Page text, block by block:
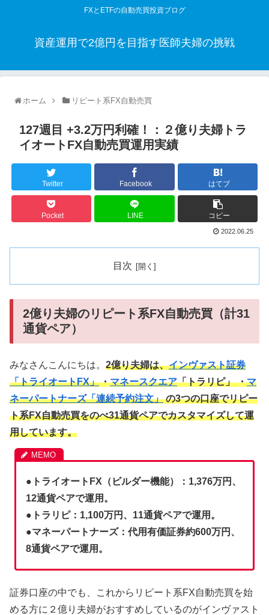
FXとETFの自動売買投資ブログ
資産運用で2億円を目指す医師夫婦の挑戦
ホーム リピート系FX自動売買
127週目 +3.2万円利確！：２億り夫婦トラ
イオートFX自動売買運用実績
Twitter Facebook はてブ
Pocket LINE コピー
2022.06.25
目次
2億り夫婦のリピート系FX自動売買（計31
通貨ペア）
みなさんこんにちは。 2億り夫婦は、インヴァスト証券
「トライオートFX」・マネースクエア「トラリピ」 ・マ
ネーパートナーズ「連続予約注文」の3つの口座でリピー
ト系FX自動売買をのべ31通貨ペアでカスタマイズして運
用しています。
● トライオートFX（ビルダー機能）：1,376万円、
12通貨ペアで運用。
●トラリピ：1,100万円、11通貨ペアで運用。
●マネーパートナーズ：代用有価証券約600万円、
8通貨ペアで運用。
証券口座の中でも、これからリピート系FX自動売買を始
める方に２億り夫婦がおすすめしているのがインヴァスト